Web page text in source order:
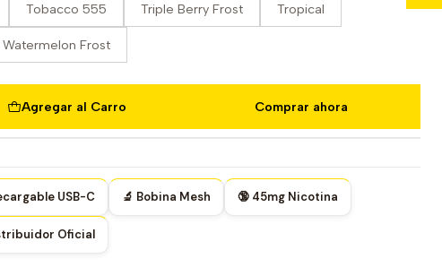
Tobacco 555 Triple Berry Frost Tropical
Watermelon Frost
Agregar al Carro Comprar ahora
USB-C 🔬 Bobina Mesh 🔞 45mg Nicotina
Oficial